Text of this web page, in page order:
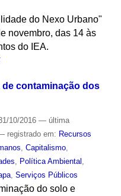
do Nexo Urbano"
novembro, das 14 às
do IEA.
de contaminação dos
10/2016 — última
registrado em: Recursos
Capitalismo,
Política Ambiental
, Serviços Públicos
do solo e